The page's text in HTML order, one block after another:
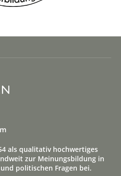
als qualitativ hoch­wertiges
zur Meinungs­bildung in
politischen Fragen bei.